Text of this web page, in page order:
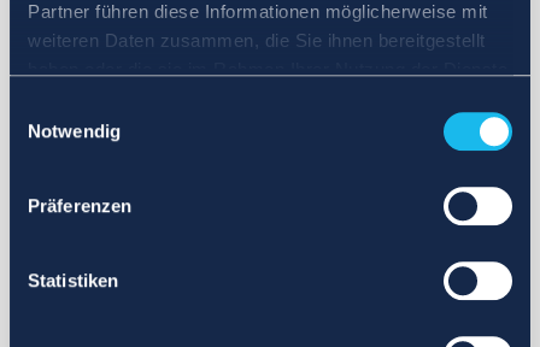
Partner führen diese Informationen möglicherweise mit
weiteren Daten zusammen, die Sie ihnen bereitgestellt
Notwendig
Präferenzen
Statistiken